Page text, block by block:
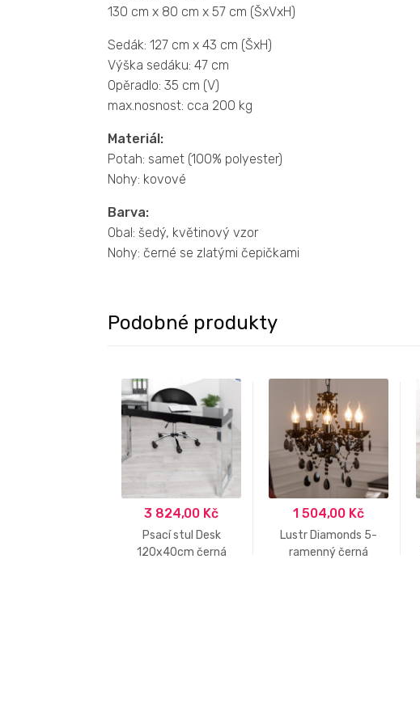
130 cm x 80 cm x 57 cm (ŠxVxH)
Sedák: 127 cm x 43 cm (ŠxH)
Výška sedáku: 47 cm
Opěradlo: 35 cm (V)
max.nosnost: cca 200 kg
Materiál:
Potah: samet (100% polyester)
Nohy: kovové
Barva:
Obal: šedý, květinový vzor
Nohy: černé se zlatými čepičkami
Podobné produkty
3 824,00 Kč
Psací stul Desk
120x40cm černá
1 504,00 Kč
Lustr Diamonds 5-
ramenný černá